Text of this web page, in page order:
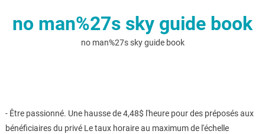
no man%27s sky guide book
no man%27s sky guide book
- Être passionné. Une hausse de 4,48$ l'heure pour des préposés aux
bénéficiaires du privé Le taux horaire au maximum de l'échelle